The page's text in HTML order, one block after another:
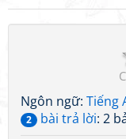
Ngôn ngữ: Tiếng
2 bài trả lời: 2